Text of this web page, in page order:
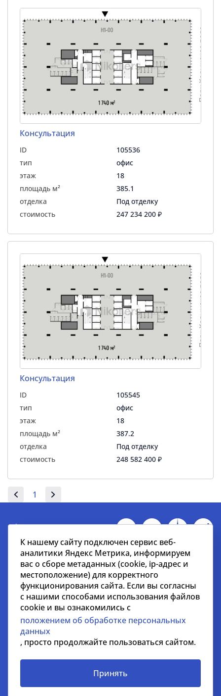
Консультация
ID
105536
тип
офис
этаж
18
площадь м²
385.1
отделка
Под отделку
стоимость
247 234 200 ₽
Консультация
ID
105545
тип
офис
этаж
18
площадь м²
387.2
отделка
Под отделку
стоимость
248 582 400 ₽
1
Недвижимость
Офисная
Торговая
Складская
Земельные участки
Жилая
Недвижимость за рубежом
Услуги
К нашему сайту подключен сервис веб-
аналитики Яндекс Метрика, информируем
вас о сборе метаданных (cookie, ip-адрес и
местоположение) для корректного
функционирования сайта. Если вы согласны
с нашими способами использования файлов
cookie и вы ознакомились с
положением об обработке персональных
данных
, просто продолжайте пользоваться сайтом.
Принять